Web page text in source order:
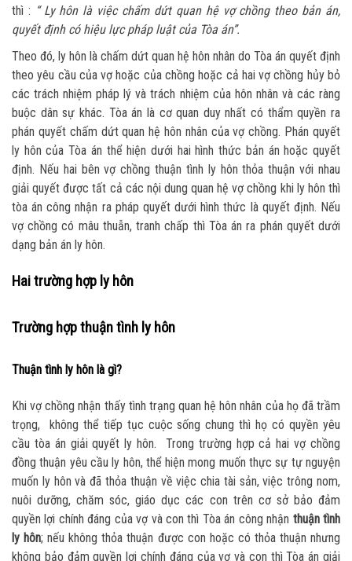
thì : “ Ly hôn là việc chấm dứt quan hệ vợ chồng theo bản án,
quyết định có hiệu lực pháp luật của Tòa án”.
Theo đó, ly hôn là chấm dứt quan hệ hôn nhân do Tòa án quyết định
theo yêu cầu của vợ hoặc của chồng hoặc cả hai vợ chồng hủy bỏ
các trách nhiệm pháp lý và trách nhiệm của hôn nhân và các ràng
buộc dân sự khác. Tòa án là cơ quan duy nhất có thẩm quyền ra
phán quyết chấm dứt quan hệ hôn nhân của vợ chồng. Phán quyết
ly hôn của Tòa án thể hiện dưới hai hình thức bản án hoặc quyết
định. Nếu hai bên vợ chồng thuận tình ly hôn thỏa thuận với nhau
giải quyết được tất cả các nội dung quan hệ vợ chồng khi ly hôn thì
tòa án công nhận ra pháp quyết dưới hình thức là quyết định. Nếu
vợ chồng có mâu thuẫn, tranh chấp thì Tòa án ra phán quyết dưới
dạng bản án ly hôn.
Hai trường hợp ly hôn
Trường hợp thuận tình ly hôn
Thuận tình ly hôn là gì?
Khi vợ chồng nhận thấy tình trạng quan hệ hôn nhân của họ đã trầm
trọng, không thể tiếp tục cuộc sống chung thì họ có quyền yêu
cầu tòa án giải quyết ly hôn. Trong trường hợp cả hai vợ chồng
đồng thuận yêu cầu ly hôn, thể hiện mong muốn thực sự tự nguyện
muốn ly hôn và đã thỏa thuận về việc chia tài sản, việc trông nom,
nuôi dưỡng, chăm sóc, giáo dục các con trên cơ sở bảo đảm
quyền lợi chính đáng của vợ và con thì Tòa án công nhận thuận tình
ly hôn; nếu không thỏa thuận được con hoặc có thỏa thuận nhưng
không bảo đảm quyền lợi chính đáng của vợ và con thì Tòa án giải